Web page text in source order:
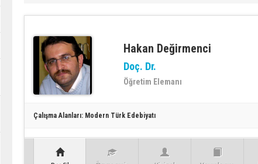
Hakan Değirmenci
Doç. Dr.
Öğretim Elemanı
Çalışma Alanları: Modern Türk Edebiyatı